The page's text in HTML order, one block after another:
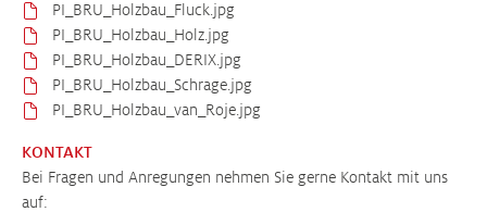
PI_BRU_Holzbau_Fluck.jpg
PI_BRU_Holzbau_Holz.jpg
PI_BRU_Holzbau_DERIX.jpg
PI_BRU_Holzbau_Schrage.jpg
PI_BRU_Holzbau_van_Roje.jpg
KONTAKT
Bei Fragen und Anregungen nehmen Sie gerne Kontakt mit uns
auf: